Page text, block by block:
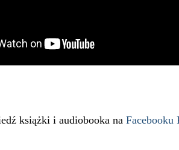
książki i audiobooka na Facebooku